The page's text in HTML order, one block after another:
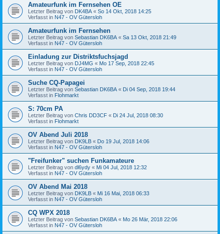
Amateurfunk im Fernsehen OE
Letzter Beitrag von DK4BA « So 14 Okt, 2018 14:25
Verfasst in N47 - OV Gütersloh
Amateurfunk im Fernsehen
Letzter Beitrag von Sebastian DK6BA « Sa 13 Okt, 2018 21:49
Verfasst in N47 - OV Gütersloh
Einladung zur Distriktsfuchsjagd
Letzter Beitrag von DJ4MG « Mo 17 Sep, 2018 22:45
Verfasst in N47 - OV Gütersloh
Suche CQ-Papagei
Letzter Beitrag von Sebastian DK6BA « Di 04 Sep, 2018 19:44
Verfasst in Flohmarkt
S: 70cm PA
Letzter Beitrag von Chris DD3CF « Di 24 Jul, 2018 08:30
Verfasst in Flohmarkt
OV Abend Juli 2018
Letzter Beitrag von DK9LB « Do 19 Jul, 2018 14:06
Verfasst in N47 - OV Gütersloh
"Freifunker" suchen Funkamateure
Letzter Beitrag von dl6ydy « Mi 04 Jul, 2018 12:32
Verfasst in N47 - OV Gütersloh
OV Abend Mai 2018
Letzter Beitrag von DK9LB « Mi 16 Mai, 2018 06:33
Verfasst in N47 - OV Gütersloh
CQ WPX 2018
Letzter Beitrag von Sebastian DK6BA « Mo 26 Mär, 2018 22:06
Verfasst in N47 - OV Gütersloh